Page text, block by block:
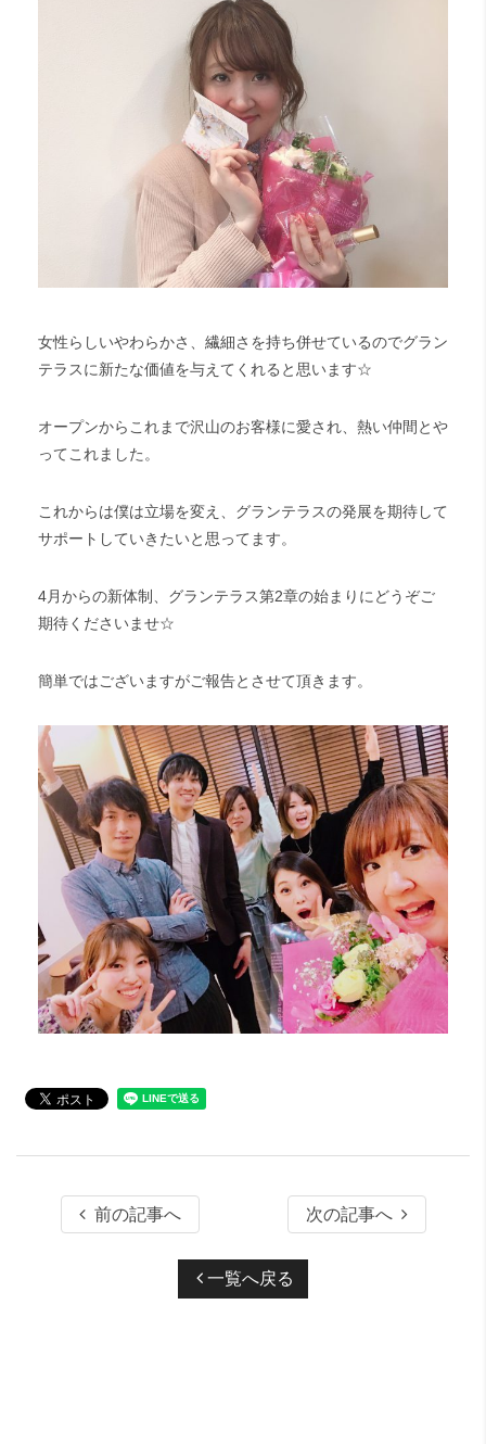
女性らしいやわらかさ、繊細さを持ち併せているのでグラン
テラスに新たな価値を与えてくれると思います☆
オープンからこれまで沢山のお客様に愛され、熱い仲間とや
ってこれました。
これからは僕は立場を変え、グランテラスの発展を期待して
サポートしていきたいと思ってます。
4月からの新体制、グランテラス第2章の始まりにどうぞご
期待くださいませ☆
簡単ではございますがご報告とさせて頂きます。
前の記事へ 次の記事へ
一覧へ戻る